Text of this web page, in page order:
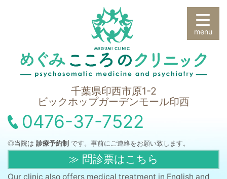
千葉県印西市原1-2
ビックホップガーデンモール印西
0476-37-7522
◎当院は 診療予約制 です。事前にご連絡をお願い致します。
問診票はこちら
Our clinic also offers medical treatment in English and